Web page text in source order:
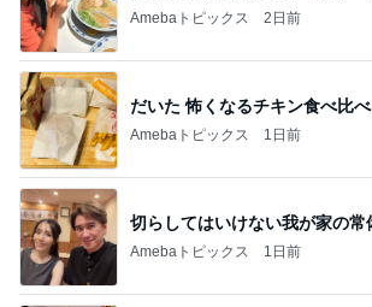
Amebaトピックス 2日前
だいた 怖くなるチキン食べ比べ
Amebaトピックス 1日前
切らしてはいけない我が家の常
Amebaトピックス 1日前